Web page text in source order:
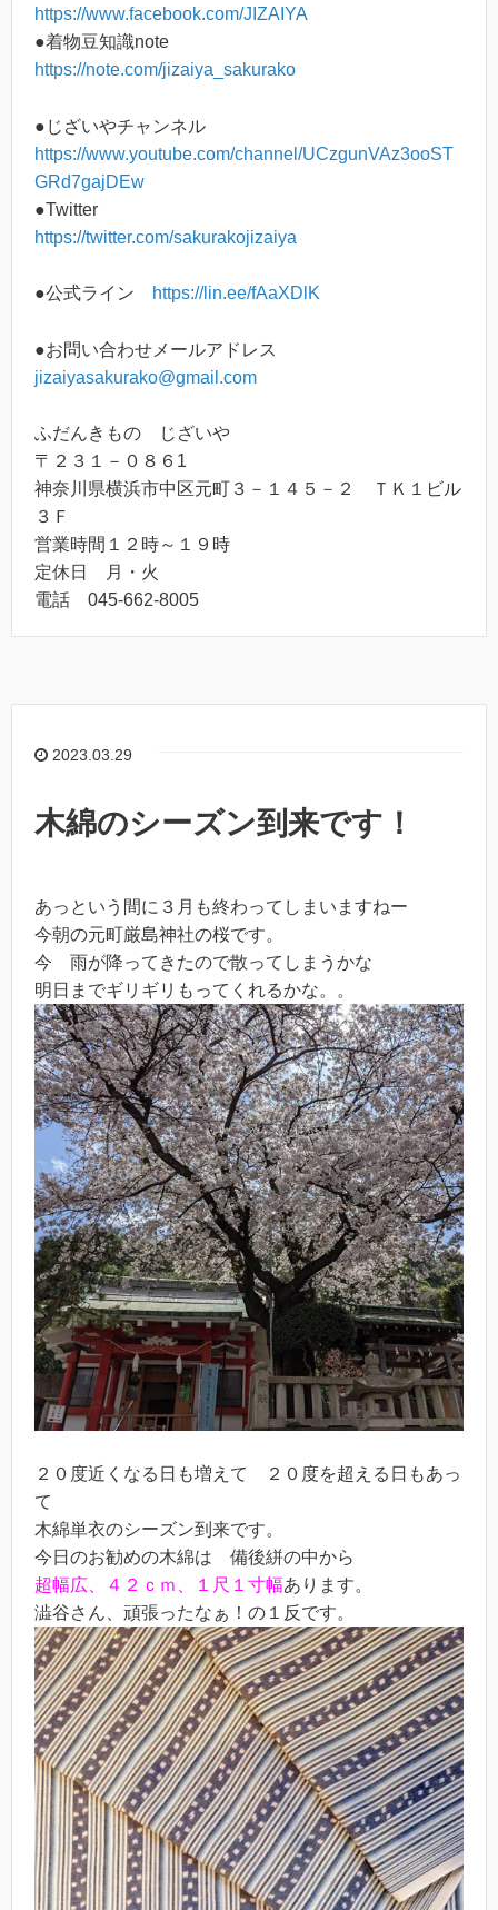
https://www.facebook.com/JIZAIYA
●着物豆知識note
https://note.com/jizaiya_sakurako
●じざいやチャンネル
https://www.youtube.com/channel/UCzgunVAz3ooST
GRd7gajDEw
●Twitter
https://twitter.com/sakurakojizaiya
●公式ライン https://lin.ee/fAaXDlK
●お問い合わせメールアドレス
jizaiyasakurako@gmail.com
ふだんきもの じざいや
〒２３１－０８６1
神奈川県横浜市中区元町３－１４５－２ ＴＫ１ビル
３Ｆ
営業時間１２時～１９時
定休日 月・火
電話 045-662-8005
2023.03.29
木綿のシーズン到来です！
あっという間に３月も終わってしまいますねー
今朝の元町厳島神社の桜です。
今 雨が降ってきたので散ってしまうかな
明日までギリギリもってくれるかな。。
２０度近くなる日も増えて ２０度を超える日もあっ
て
木綿単衣のシーズン到来です。
今日のお勧めの木綿は 備後絣の中から
超幅広、４２ｃｍ、１尺１寸幅あります。
澁谷さん、頑張ったなぁ！の１反です。